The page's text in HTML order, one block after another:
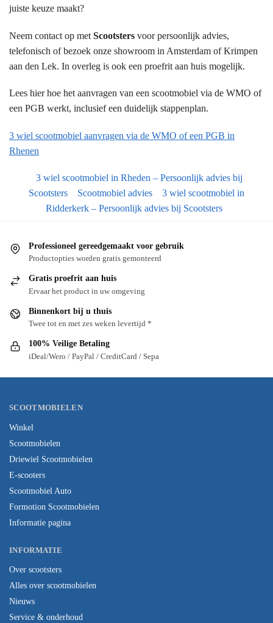
juiste keuze maakt?
Neem contact op met Scootsters voor persoonlijk advies,
telefonisch of bezoek onze showroom in Amsterdam of Krimpen
aan den Lek. In overleg is ook een proefrit aan huis mogelijk.
Lees hier hoe het aanvragen van een scootmobiel via de WMO of
een PGB werkt, inclusief een duidelijk stappenplan.
3 wiel scootmobiel aanvragen via de WMO of een PGB in
Rhenen
3 wiel scootmobiel in Rheden – Persoonlijk advies bij
Scootsters
Scootmobiel advies
3 wiel scootmobiel in
Ridderkerk – Persoonlijk advies bij Scootsters
Professioneel gereedgemaakt voor gebruik
Productopties worden gratis gemonteerd
Gratis proefrit aan huis
Ervaar het product in uw omgeving
Binnenkort bij u thuis
Twee tot en met zes weken levertijd *
100% Veilige Betaling
iDeal/Wero / PayPal / CreditCard / Sepa
SCOOTMOBIELEN
Winkel
Scootmobielen
Driewiel Scootmobielen
E-scooters
Scootmobiel Auto
Formotion Scootmobielen
Informatie pagina
INFORMATIE
Over scootsters
Alles over scootmobielen
Nieuws
Service & onderhoud